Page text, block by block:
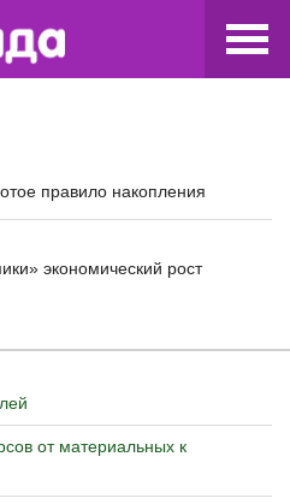
правило накопления
экономический рост
от материальных к